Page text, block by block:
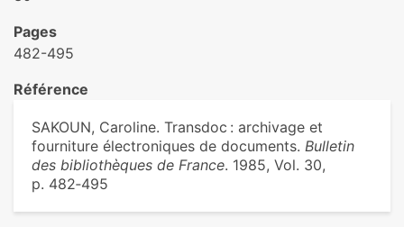
Pages
482-495
Référence
SAKOUN, Caroline. Transdoc : archivage et
fourniture électroniques de documents. Bulletin
des bibliothèques de France. 1985, Vol. 30,
p. 482‑495